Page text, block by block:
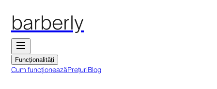
barberly
Funcționalități
Cum funcționeazăPrețuriBlog